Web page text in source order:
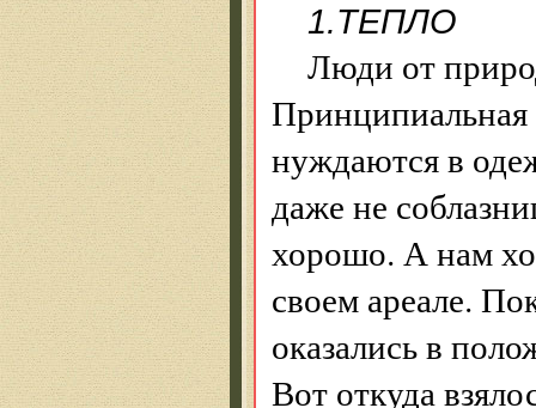
1.ТЕПЛО
Люди от
нуждаются в
даже не
хорошо. А нам
своем ареале.
оказались в
Вот откуда